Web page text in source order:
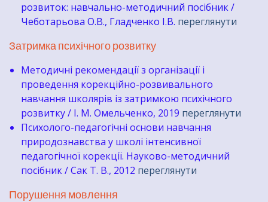
розвиток: навчально-методичний посібник /
Чеботарьова О.В., Гладченко І.В. переглянути
Затримка психічного розвитку
Методичні рекомендації з організації і
проведення корекційно-розвивального
навчання школярів із затримкою психічного
розвитку / І. М. Омельченко, 2019 переглянути
Психолого-педагогічні основи навчання
природознавства у школі інтенсивної
педагогічної корекції. Науково-методичний
посібник / Сак Т. В., 2012 переглянути
​Порушення мовлення